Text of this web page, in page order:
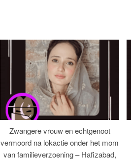
Zwangere vrouw en echtgenoot
vermoord na lokactie onder het mom
van familieverzoening – Hafizabad,